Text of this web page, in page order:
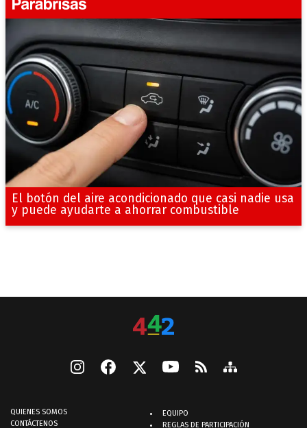
El botón del aire acondicionado que casi nadie usa
y puede ayudarte a ahorrar combustible
QUIENES SOMOS
CONTÁCTENOS
EQUIPO
REGLAS DE PARTICIPACIÓN